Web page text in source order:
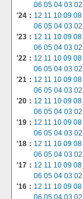
06 05 04 03 02
'24： 12 11 10 09 08
06 05 04 03 02
'23： 12 11 10 09 08
06 05 04 03 02
'22： 12 11 10 09 08
06 05 04 03 02
'21： 12 11 10 09 08
06 05 04 03 02
'20： 12 11 10 09 08
06 05 04 03 02
'19： 12 11 10 09 08
06 05 04 03 02
'18： 12 11 10 09 08
06 05 04 03 02
'17： 12 11 10 09 08
06 05 04 03 02
'16： 12 11 10 09 08
06 05 04 03 02